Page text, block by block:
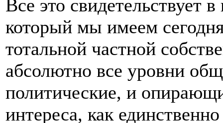
Все это свидетельствует
который мы имеем
тотальной частной
абсолютно все уровни
политические, и
интереса, как